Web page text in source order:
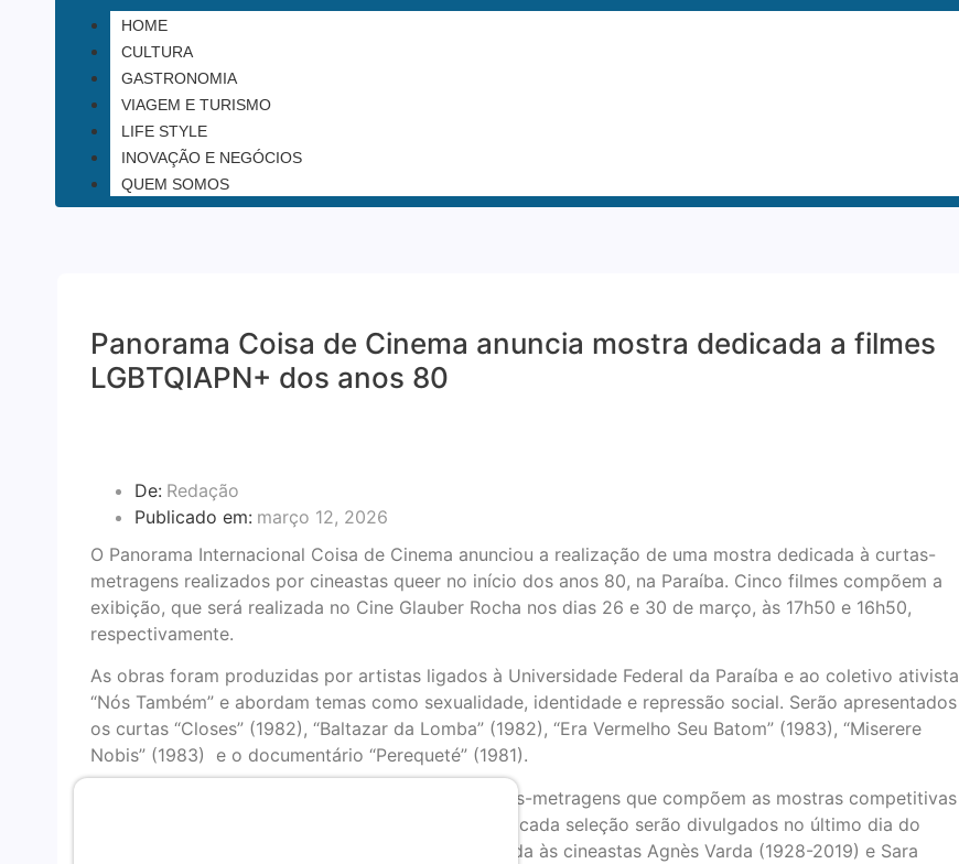
HOME
CULTURA
GASTRONOMIA
VIAGEM E TURISMO
LIFE STYLE
INOVAÇÃO E NEGÓCIOS
QUEM SOMOS
Panorama Coisa de Cinema anuncia mostra dedicada a filmes
LGBTQIAPN+ dos anos 80
De: Redação
Publicado em: março 12, 2026
O Panorama Internacional Coisa de Cinema anunciou a realização de uma mostra dedicada à curtas-
metragens realizados por cineastas queer no início dos anos 80, na Paraíba. Cinco filmes compõem a
exibição, que será realizada no Cine Glauber Rocha nos dias 26 e 30 de março, às 17h50 e 16h50,
respectivamente.
As obras foram produzidas por artistas ligados à Universidade Federal da Paraíba e ao coletivo ativista
“Nós Também” e abordam temas como sexualidade, identidade e repressão social. Serão apresentados
os curtas “Closes” (1982), “Baltazar da Lomba” (1982), “Era Vermelho Seu Batom” (1983), “Miserere
Nobis” (1983) e o documentário “Perequeté” (1981).
O festival também conta com os 72 curtas e longas-metragens que compõem as mostras competitivas
baiana, nacional e internacional. Os vencedores de cada seleção serão divulgados no último dia do
evento. O evento também terá uma mostra dedicada às cineastas Agnès Varda (1928-2019) e Sara